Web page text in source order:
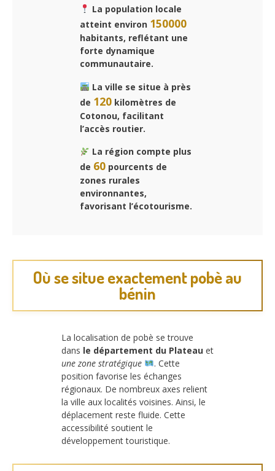
La population locale
atteint environ 150000
habitants, reflétant une
forte dynamique
communautaire.
La ville se situe à près
de 120 kilomètres de
Cotonou, facilitant
l’accès routier.
La région compte plus
de 60 pourcents de
zones rurales
environnantes,
favorisant l’écotourisme.
Où se situe exactement pobè au
bénin
La localisation de pobè se trouve
dans le département du Plateau et
une zone stratégique
. Cette
position favorise les échanges
régionaux. De nombreux axes relient
la ville aux localités voisines. Ainsi, le
déplacement reste fluide. Cette
accessibilité soutient le
développement touristique.